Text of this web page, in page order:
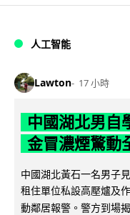
人工智能
Lawton 17 小時
中國湖北男自
金冒濃煙驚動
中國湖北黃石一名男子
租住單位私設高壓爐及
動鄰居報警。警方到場